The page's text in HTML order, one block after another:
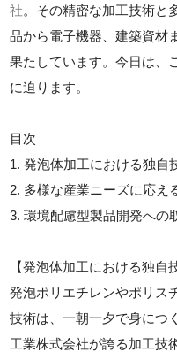
社。その精密な加工技術と
品から電子機器、建築資材
果たしています。今日は、
に迫ります。
目次
1. 発泡体加工における独自
2. 多様な産業ニーズに応え
3. 環境配慮型製品開発への
【発泡体加工における独自
発泡ポリエチレンやポリス
技術は、一朝一夕で身につ
工業株式会社が誇る加工技